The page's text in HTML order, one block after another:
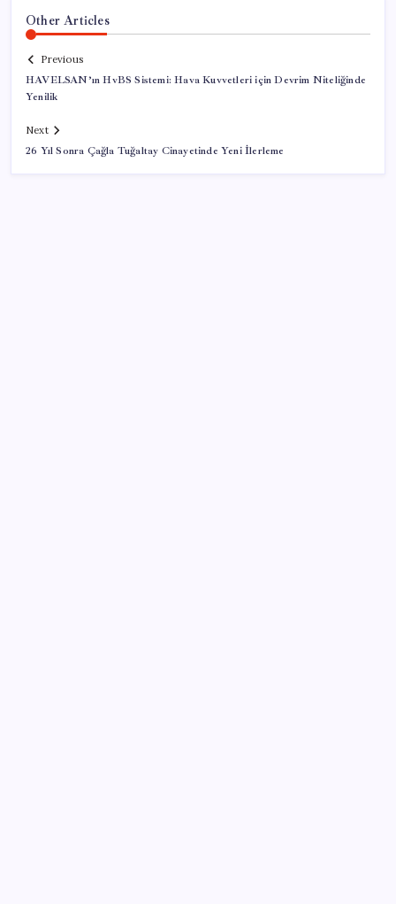
Other Articles
Previous
HAVELSAN’ın HvBS Sistemi: Hava Kuvvetleri için Devrim Niteliğinde
Yenilik
Next
26 Yıl Sonra Çağla Tuğaltay Cinayetinde Yeni İlerleme